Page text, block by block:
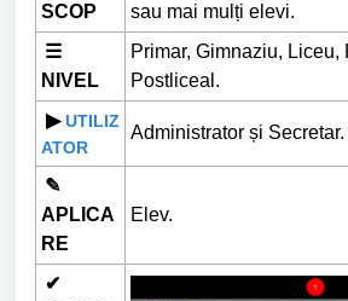
SCOP
sau mai mulți elevi.
☰
NIVEL
Primar, Gimnaziu, Liceu,
Postliceal.
▶ UTILIZ
ATOR
Administrator și Secretar.
✎
APLICA
RE
Elev.
✔